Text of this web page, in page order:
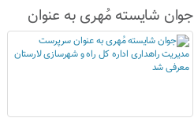
جوان شایسته مُهری به عنوان
سرپرست مدیریت راهداری اداره
کل راه و شهرسازی لارستان